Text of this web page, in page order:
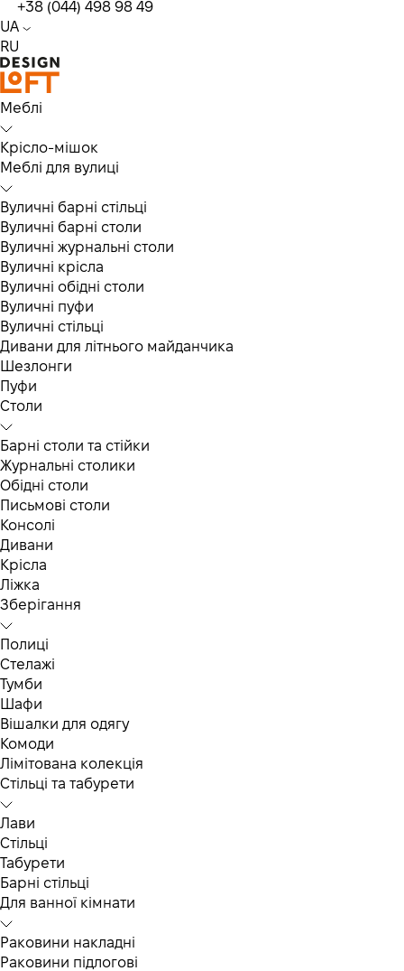
+38 (044) 498 98 49
UA
RU
Меблі
Крісло-мішок
Меблі для вулиці
Вуличні барні стільці
Вуличні барні столи
Вуличні журнальні столи
Вуличні крісла
Вуличні обідні столи
Вуличні пуфи
Вуличні стільці
Дивани для літнього майданчика
Шезлонги
Пуфи
Столи
Барні столи та стійки
Журнальні столики
Обідні столи
Письмові столи
Консолі
Дивани
Крісла
Ліжка
Зберігання
Полиці
Стелажі
Тумби
Шафи
Вішалки для одягу
Комоди
Лімітована колекція
Стільці та табурети
Лави
Стільці
Табурети
Барні стільці
Для ванної кімнати
Раковини накладні
Раковини підлогові